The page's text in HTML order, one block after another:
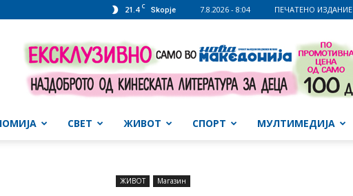
21.4 C Skopje 7.8.2026 - 8:04 ПЕЧАТЕНО ИЗДАНИЕ
СВЕТ ЖИВОТ СПОРТ МУЛТИМЕДИЈА
ЖИВОТ Магазин